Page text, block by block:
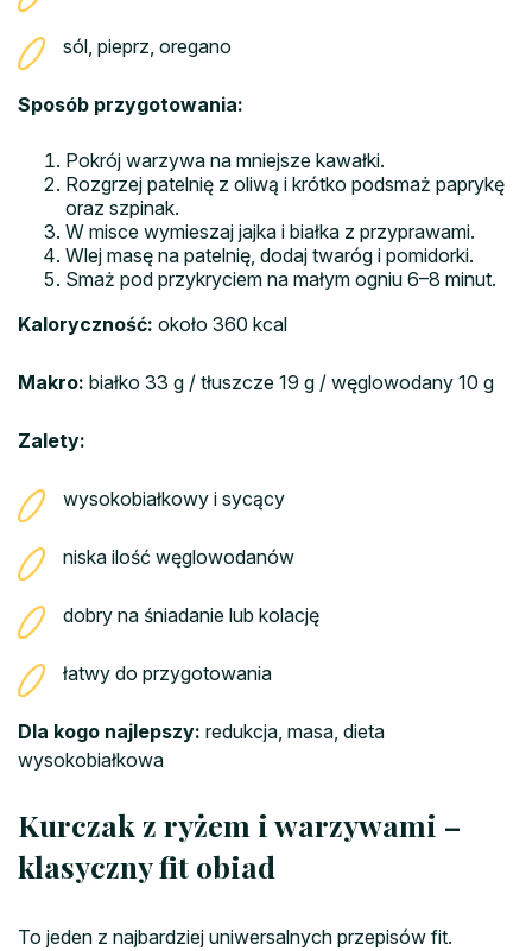
sól, pieprz, oregano
Sposób przygotowania:
Pokrój warzywa na mniejsze kawałki.
Rozgrzej patelnię z oliwą i krótko podsmaż paprykę
oraz szpinak.
W misce wymieszaj jajka i białka z przyprawami.
Wlej masę na patelnię, dodaj twaróg i pomidorki.
Smaż pod przykryciem na małym ogniu 6–8 minut.
Kaloryczność: około 360 kcal
Makro: białko 33 g / tłuszcze 19 g / węglowodany 10 g
Zalety:
wysokobiałkowy i sycący
niska ilość węglowodanów
dobry na śniadanie lub kolację
łatwy do przygotowania
Dla kogo najlepszy: redukcja, masa, dieta
wysokobiałkowa
Kurczak z ryżem i warzywami –
klasyczny fit obiad
To jeden z najbardziej uniwersalnych przepisów fit.